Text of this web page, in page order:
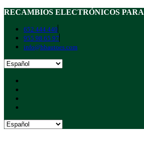
RECAMBIOS ELECTRÓNICOS
652 444 440
955 98 65 97
info@hbautoes.com